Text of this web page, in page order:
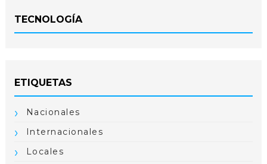
TECNOLOGÍA
ETIQUETAS
Nacionales
Internacionales
Locales